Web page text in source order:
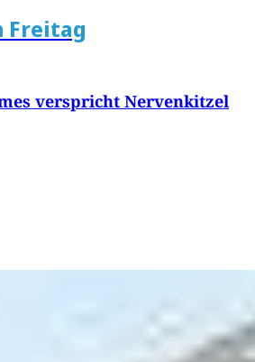
Freitag
verspricht Nervenkitzel